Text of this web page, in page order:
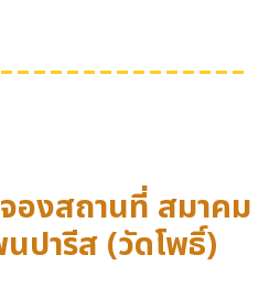
องสถานที่ สมาคม
ปารีส (วัดโพธิ์)